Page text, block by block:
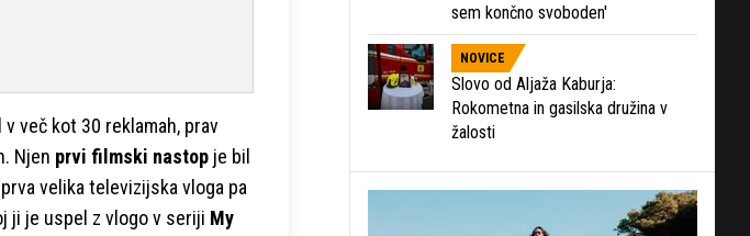
več kot 30 reklamah, prav
Njen prvi filmski nastop je bil
velika televizijska vloga pa
ji je uspel z vlogo v seriji My
sem končno svoboden'
NOVICE
Slovo od Aljaža Kaburja:
Rokometna in gasilska družina v
žalosti